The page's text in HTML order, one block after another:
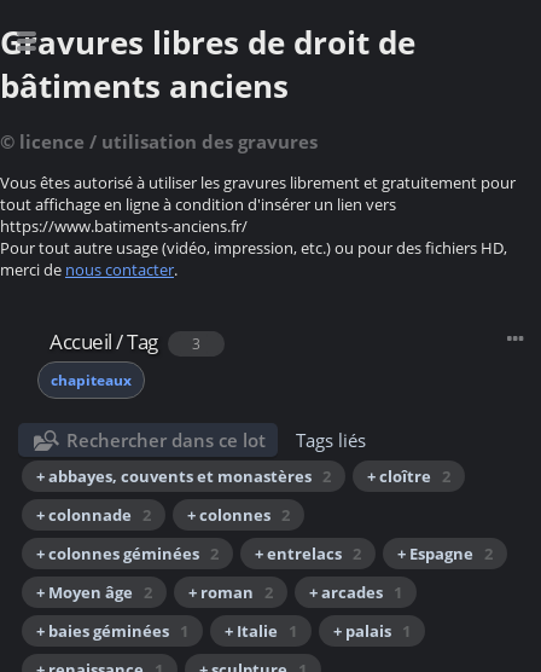
Gravures libres de droit de
bâtiments anciens
© licence / utilisation des gravures
Vous êtes autorisé à utiliser les gravures librement et gratuitement pour
tout affichage en ligne à condition d'insérer un lien vers
https://www.batiments-anciens.fr/
Pour tout autre usage (vidéo, impression, etc.) ou pour des fichiers HD,
merci de nous contacter.
Accueil/Tag
3
chapiteaux
Rechercher dans ce lot Tags liés
+ abbayes, couvents et monastères 2 + cloître
2
+ colonnade
2 + colonnes 2
+ colonnes géminées 2 + entrelacs 2 + Espagne
2
+ Moyen âge
2 + roman 2 + arcades 1
+ baies géminées 1 + Italie 1 + palais 1